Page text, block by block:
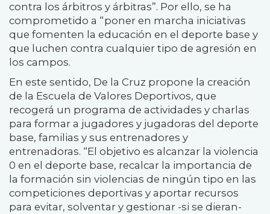
contra los árbitros y árbitras”. Por ello, se ha
comprometido a “poner en marcha iniciativas
que fomenten la educación en el deporte base y
que luchen contra cualquier tipo de agresión en
los campos.
En este sentido, De la Cruz propone la creación
de la Escuela de Valores Deportivos, que
recogerá un programa de actividades y charlas
para formar a jugadores y jugadoras del deporte
base, familias y sus entrenadores y
entrenadoras. “El objetivo es alcanzar la violencia
0 en el deporte base, recalcar la importancia de
la formación sin violencias de ningún tipo en las
competiciones deportivas y aportar recursos
para evitar, solventar y gestionar -si se dieran-